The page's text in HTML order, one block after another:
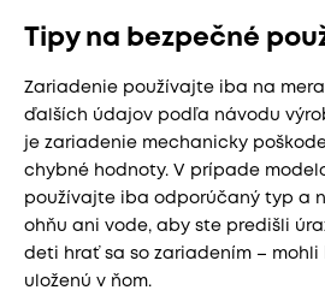
Tipy na bezpečné
Zariadenie používajte iba na
ďalších údajov podľa návodu
je zariadenie mechanicky
chybné hodnoty. V prípade
používajte iba odporúčaný typ a
ohňu ani vode, aby ste predišli
deti hrať sa so zariadením –
uloženú v ňom.